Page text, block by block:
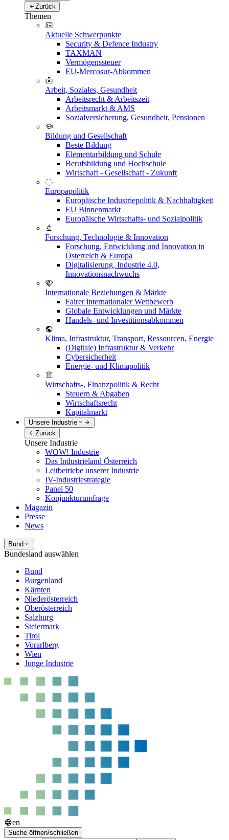
Zurück
Themen
Aktuelle Schwerpunkte
Security & Defence Industry
TAXMAN
Vermögenssteuer
EU-Mercosur-Abkommen
Arbeit, Soziales, Gesundheit
Arbeitsrecht & Arbeitszeit
Arbeitsmarkt & AMS
Sozialversicherung, Gesundheit, Pensionen
Bildung und Gesellschaft
Beste Bildung
Elementarbildung und Schule
Berufsbildung und Hochschule
Wirtschaft - Gesellschaft - Zukunft
Europapolitik
Europäische Industriepolitik & Nachhaltigkeit
EU Binnenmarkt
Europäische Wirtschafts- und Sozialpolitik
Forschung, Technologie & Innovation
Forschung, Entwicklung und Innovation in
Österreich & Europa
Digitalisierung, Industrie 4.0,
Innovationsnachwuchs
Internationale Beziehungen & Märkte
Fairer internationaler Wettbewerb
Globale Entwicklungen und Märkte
Handels- und Investitionsabkommen
Klima, Infrastruktur, Transport, Ressourcen, Energie
(Digitale) Infrastruktur & Verkehr
Cybersicherheit
Energie- und Klimapolitik
Wirtschafts-, Finanzpolitik & Recht
Steuern & Abgaben
Wirtschaftsrecht
Kapitalmarkt
Unsere Industrie
Zurück
Unsere Industrie
WOW! Industrie
Das Industrieland Österreich
Leitbetriebe unserer Industrie
IV-Industriestrategie
Panel 50
Konjunkturumfrage
Magazin
Presse
News
Bund
Bundesland auswählen
Bund
Burgenland
Kärnten
Niederösterreich
Oberösterreich
Salzburg
Steiermark
Tirol
Vorarlberg
Wien
Junge Industrie
en
Suche öffnen/schließen